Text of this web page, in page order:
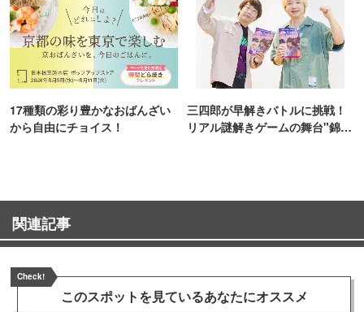
17種類の彩り豊かなおばんざい
から自由にチョイス！
三四郎が早解きバトルに挑戦！
リアル謎解きゲームの舞台"錦糸
関連記事
Check!
このスポットを見ているあなたにオススメ